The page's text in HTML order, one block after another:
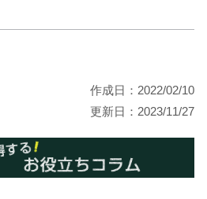
作成日：2022/02/10
更新日：2023/11/27